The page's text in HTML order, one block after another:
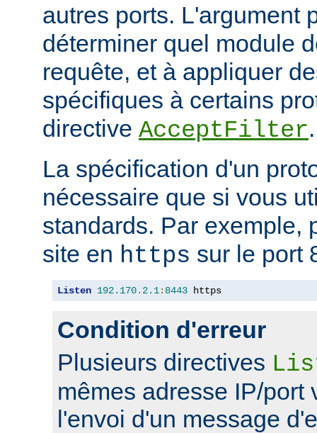
autres ports. L'argument
déterminer quel module
requête, et à appliquer
spécifiques à certains
directive AcceptFilter.
La spécification d'un
nécessaire que si vous
standards. Par exemple,
site en https sur le port
Listen 192.170. 2.1: 8443 https
Condition d'erreur
Plusieurs directives
mêmes adresse IP/port
l'envoi d'un message